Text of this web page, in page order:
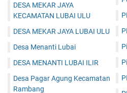
DESA MEKAR JAYA
KECAMATAN LUBAI ULU
DESA MEKAR JAYA LUBAI ULU
Desa Menanti Lubai
DESA MENANTI LUBAI ILIR
Desa Pagar Agung Kecamatan
Rambang